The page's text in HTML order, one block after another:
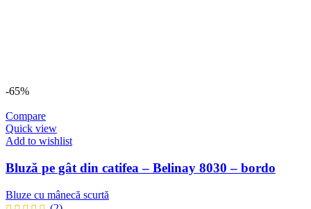
-65%
Compare
Quick view
Add to wishlist
Bluză pe gât din catifea – Belinay 8030 – bordo
Bluze cu mânecă scurtă